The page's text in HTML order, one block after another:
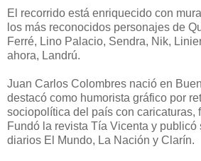
El recorrido está enriquecido con
los más reconocidos personajes de
Ferré, Lino Palacio, Sendra, Nik,
ahora, Landrú.
Juan Carlos Colombres nació en
destacó como humorista gráfico por
sociopolítica del país con caricaturas,
Fundó la revista Tía Vicenta y
diarios El Mundo, La Nación y Clarín.